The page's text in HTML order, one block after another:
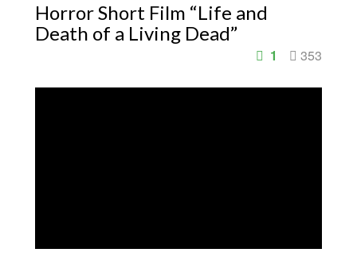
Horror Short Film “Life and
Death of a Living Dead”
353
1